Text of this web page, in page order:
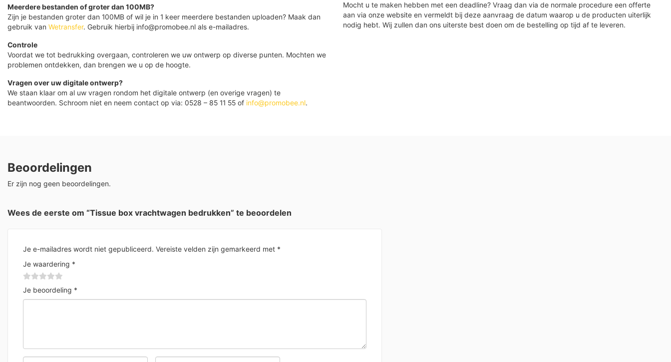
Meerdere bestanden of groter dan 100MB?
Zijn je bestanden groter dan 100MB of wil je in 1 keer meerdere bestanden uploaden? Maak dan
gebruik van Wetransfer. Gebruik hierbij info@promobee.nl als e-mailadres.
Controle
Voordat we tot bedrukking overgaan, controleren we uw ontwerp op diverse punten. Mochten we
problemen ontdekken, dan brengen we u op de hoogte.
Vragen over uw digitale ontwerp?
We staan klaar om al uw vragen rondom het digitale ontwerp (en overige vragen) te
beantwoorden. Schroom niet en neem contact op via: 0528 – 85 11 55 of info@promobee.nl.
Mocht u te maken hebben met een deadline? Vraag dan via de normale procedure een offerte
aan via onze website en vermeldt bij deze aanvraag de datum waarop u de producten uiterlijk
nodig hebt. Wij zullen dan ons uiterste best doen om de bestelling op tijd af te leveren.
Beoordelingen
Er zijn nog geen beoordelingen.
Wees de eerste om “Tissue box vrachtwagen bedrukken” te beoordelen
Je e-mailadres wordt niet gepubliceerd. Vereiste velden zijn gemarkeerd met *
Je waardering *
Je beoordeling *